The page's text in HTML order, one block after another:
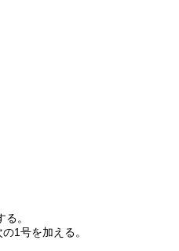
。
1号を加える。